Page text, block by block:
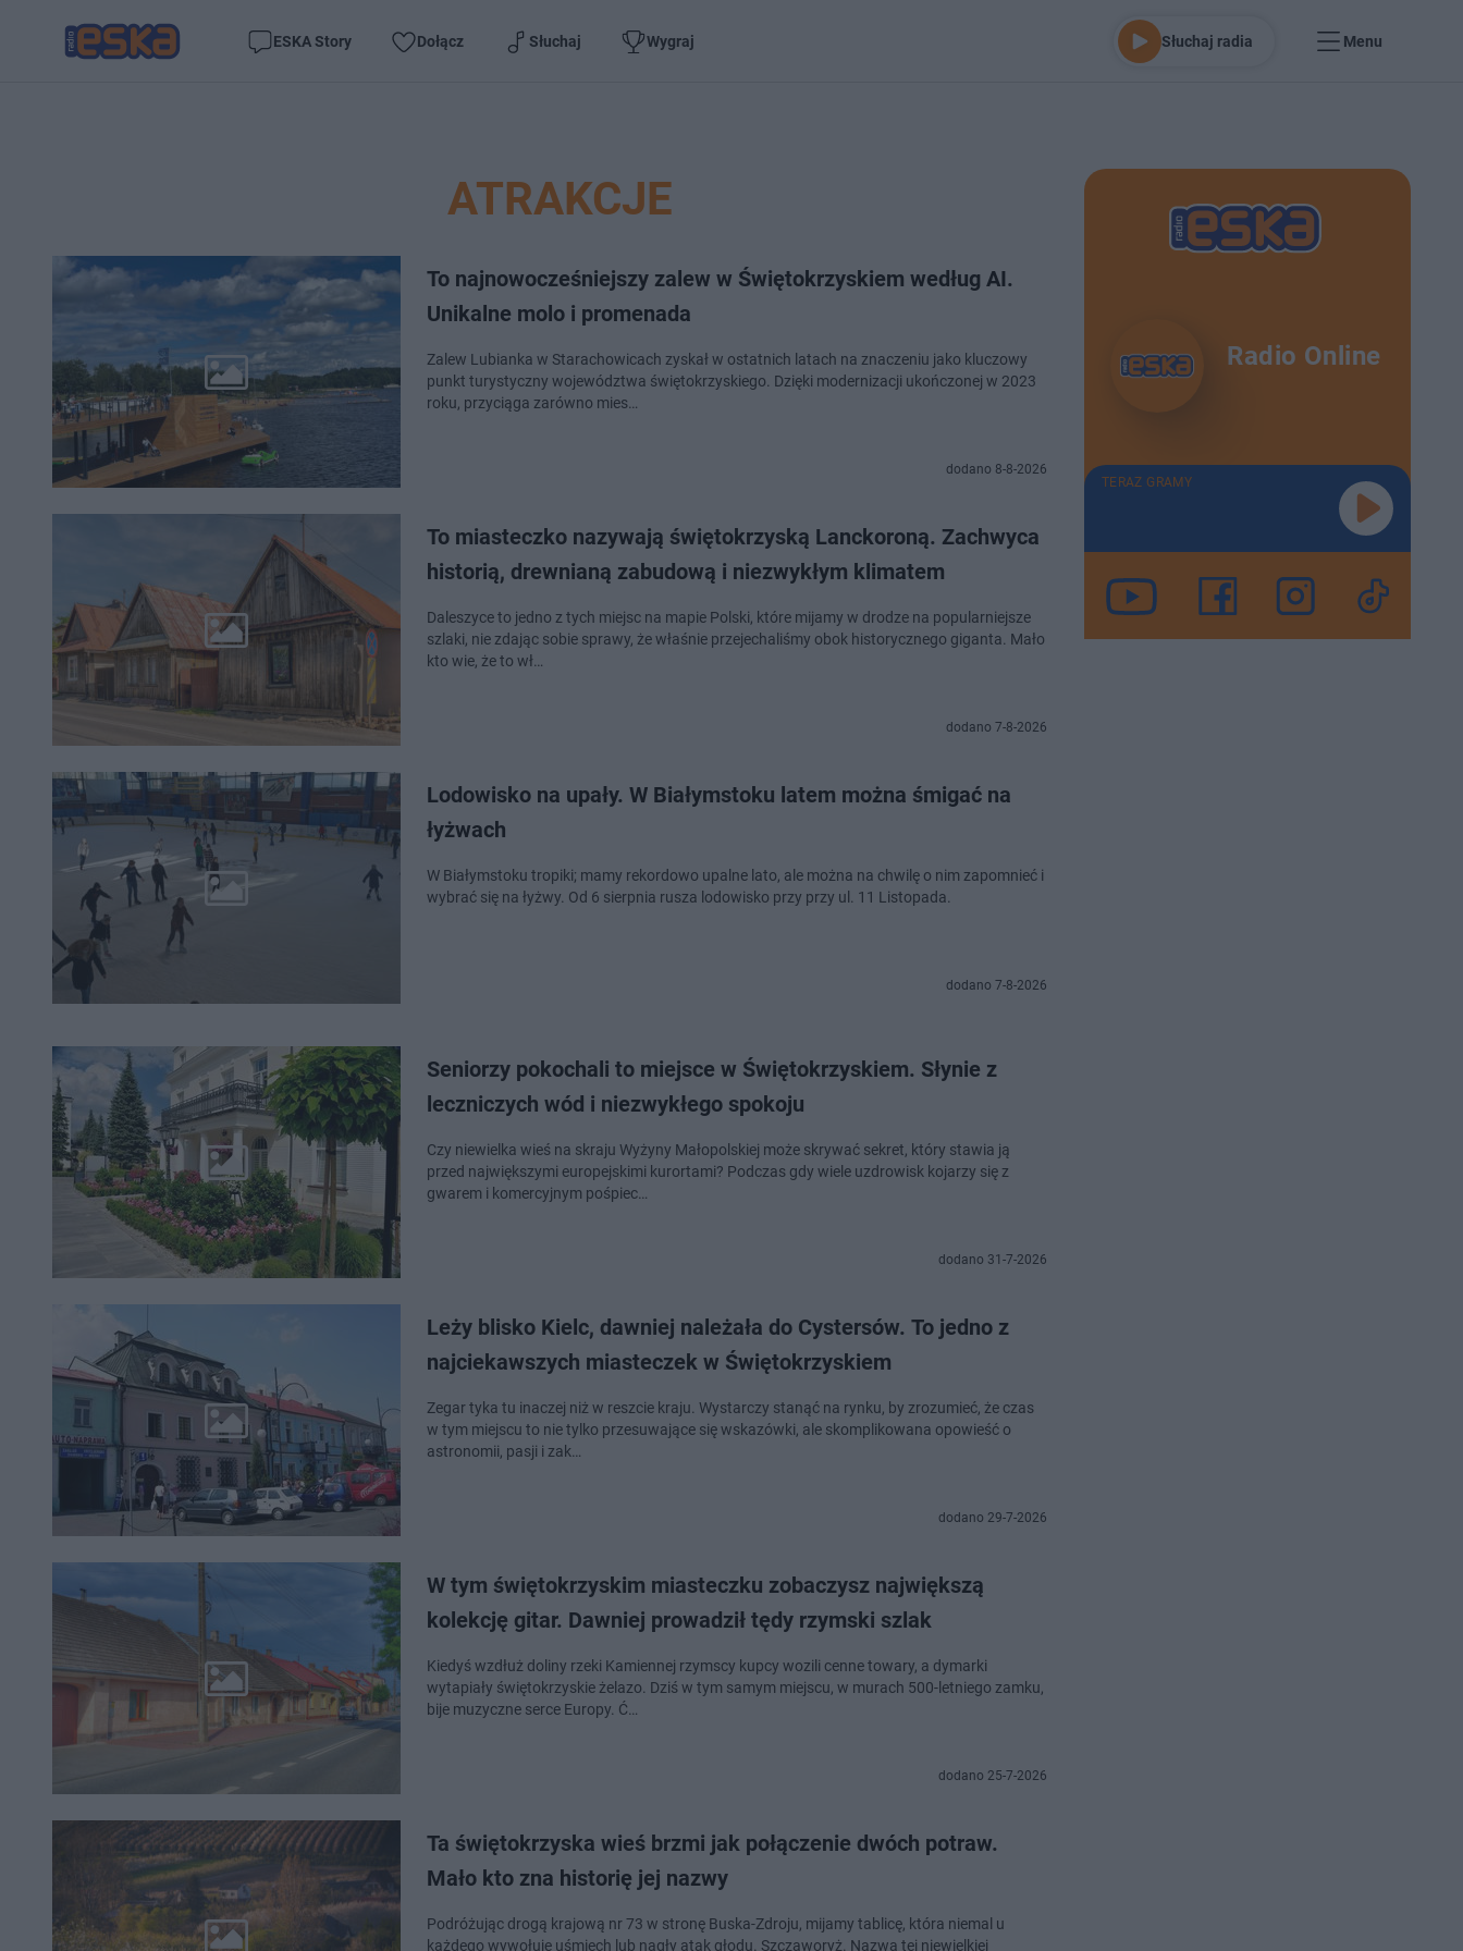
ESKA Story Dołącz Słuchaj Wygraj Słuchaj radia Menu
ATRAKCJE
To najnowocześniejszy zalew w Świętokrzyskiem według AI.
Unikalne molo i promenada
Zalew Lubianka w Starachowicach zyskał w ostatnich latach na znaczeniu jako kluczowy
punkt turystyczny województwa świętokrzyskiego. Dzięki modernizacji ukończonej w 2023
roku, przyciąga zarówno mies…
dodano 8-8-2026
To miasteczko nazywają świętokrzyską Lanckoroną. Zachwyca
historią, drewnianą zabudową i niezwykłym klimatem
Daleszyce to jedno z tych miejsc na mapie Polski, które mijamy w drodze na popularniejsze
szlaki, nie zdając sobie sprawy, że właśnie przejechaliśmy obok historycznego giganta. Mało
kto wie, że to wł…
dodano 7-8-2026
Lodowisko na upały. W Białymstoku latem można śmigać na
łyżwach
W Białymstoku tropiki; mamy rekordowo upalne lato, ale można na chwilę o nim zapomnieć i
wybrać się na łyżwy. Od 6 sierpnia rusza lodowisko przy przy ul. 11 Listopada.
dodano 7-8-2026
Seniorzy pokochali to miejsce w Świętokrzyskiem. Słynie z
leczniczych wód i niezwykłego spokoju
Czy niewielka wieś na skraju Wyżyny Małopolskiej może skrywać sekret, który stawia ją
przed największymi europejskimi kurortami? Podczas gdy wiele uzdrowisk kojarzy się z
gwarem i komercyjnym pośpiec…
dodano 31-7-2026
Leży blisko Kielc, dawniej należała do Cystersów. To jedno z
najciekawszych miasteczek w Świętokrzyskiem
Zegar tyka tu inaczej niż w reszcie kraju. Wystarczy stanąć na rynku, by zrozumieć, że czas
w tym miejscu to nie tylko przesuwające się wskazówki, ale skomplikowana opowieść o
astronomii, pasji i zak…
dodano 29-7-2026
W tym świętokrzyskim miasteczku zobaczysz największą
kolekcję gitar. Dawniej prowadził tędy rzymski szlak
Kiedyś wzdłuż doliny rzeki Kamiennej rzymscy kupcy wozili cenne towary, a dymarki
wytapiały świętokrzyskie żelazo. Dziś w tym samym miejscu, w murach 500-letniego zamku,
bije muzyczne serce Europy. Ć…
dodano 25-7-2026
Ta świętokrzyska wieś brzmi jak połączenie dwóch potraw.
Mało kto zna historię jej nazwy
Podróżując drogą krajową nr 73 w stronę Buska-Zdroju, mijamy tablicę, która niemal u
każdego wywołuje uśmiech lub nagły atak głodu. Szczaworyż. Nazwa tej niewielkiej
Radio Online
TERAZ GRAMY